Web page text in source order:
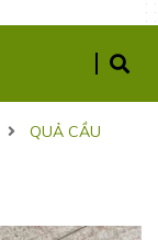
QUẢ CẦU